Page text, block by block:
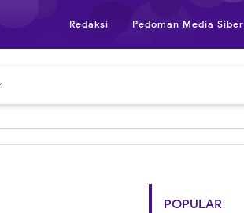
Redaksi Pedoman Media Siber
POPULAR